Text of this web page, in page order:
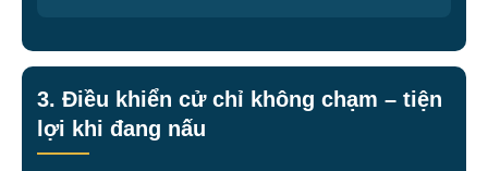
3. Điều khiển cử chỉ không chạm – tiện
lợi khi đang nấu